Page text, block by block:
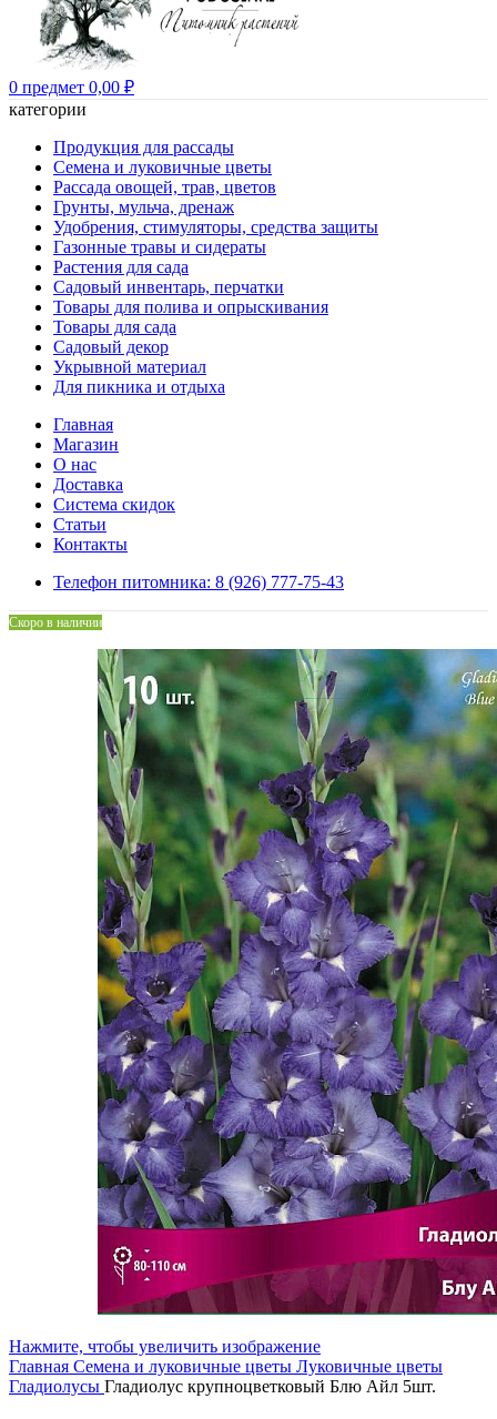
0 предмет 0,00 ₽
категории
Продукция для рассады
Семена и луковичные цветы
Рассада овощей, трав, цветов
Грунты, мульча, дренаж
Удобрения, стимуляторы, средства защиты
Газонные травы и сидераты
Растения для сада
Садовый инвентарь, перчатки
Товары для полива и опрыскивания
Товары для сада
Садовый декор
Укрывной материал
Для пикника и отдыха
Главная
Магазин
О нас
Доставка
Система скидок
Статьи
Контакты
Телефон питомника: 8 (926) 777-75-43
Скоро в наличии
Нажмите, чтобы увеличить изображение
Главная Семена и луковичные цветы Луковичные цветы
Гладиолусы Гладиолус крупноцветковый Блю Айл 5шт.